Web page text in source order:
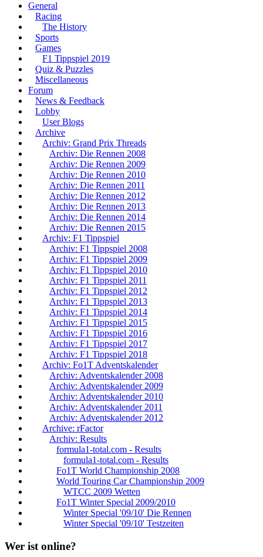
General
Racing
The History
Sports
Games
F1 Tippspiel 2019
Quiz & Puzzles
Miscellaneous
Forum
News & Feedback
Lobby
User Blogs
Archive
Archiv: Grand Prix Threads
Archiv: Die Rennen 2008
Archiv: Die Rennen 2009
Archiv: Die Rennen 2010
Archiv: Die Rennen 2011
Archiv: Die Rennen 2012
Archiv: Die Rennen 2013
Archiv: Die Rennen 2014
Archiv: Die Rennen 2015
Archiv: F1 Tippspiel
Archiv: F1 Tippspiel 2008
Archiv: F1 Tippspiel 2009
Archiv: F1 Tippspiel 2010
Archiv: F1 Tippspiel 2011
Archiv: F1 Tippspiel 2012
Archiv: F1 Tippspiel 2013
Archiv: F1 Tippspiel 2014
Archiv: F1 Tippspiel 2015
Archiv: F1 Tippspiel 2016
Archiv: F1 Tippspiel 2017
Archiv: F1 Tippspiel 2018
Archiv: Fo1T Adventskalender
Archiv: Adventskalender 2008
Archiv: Adventskalender 2009
Archiv: Adventskalender 2010
Archiv: Adventskalender 2011
Archiv: Adventskalender 2012
Archive: rFactor
Archiv: Results
formula1-total.com - Results
formula1-total.com - Results
Fo1T World Championship 2008
World Touring Car Championship 2009
WTCC 2009 Wetten
Fo1T Winter Special 2009/2010
Winter Special '09/10' Die Rennen
Winter Special '09/10' Testzeiten
Wer ist online?